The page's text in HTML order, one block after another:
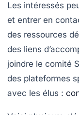
Les intéressés
et entrer en
des ressources
des liens
joindre le comité
des plateformes
avec les élus :